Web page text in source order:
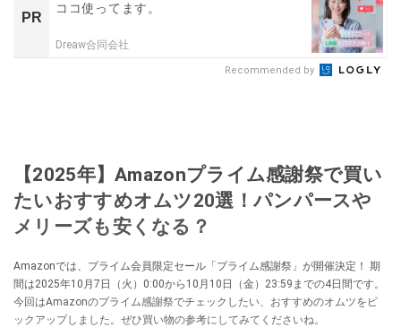
PR
ココ使ってます。
Dreaw合同会社
Recommended by
【2025年】Amazonプライム感謝祭で買い
たいおすすめオムツ20選！パンパースや
メリーズも安くなる？
Amazonでは、プライム会員限定セール「プライム感謝祭」が開催決定！ 期
間は2025年10月7日（火）0:00から10月10日（金）23:59までの4日間です。
今回はAmazonのプライム感謝祭でチェックしたい、おすすめのオムツをピ
ックアップしました。ぜひ買い物の参考にしてみてくださいね。